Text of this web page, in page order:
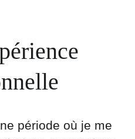
période où je me